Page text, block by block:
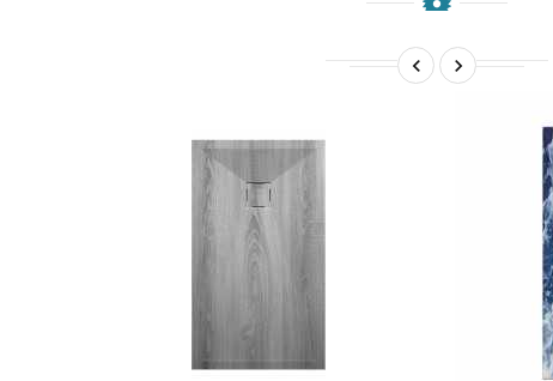
 
favorite_border visibility